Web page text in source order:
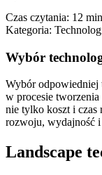
Czas czytania: 12 min
Kategoria:
Wybór
Wybór odpowiedniej
w procesie
nie tylko koszt i czas
rozwoju, wydajność i
Landscape